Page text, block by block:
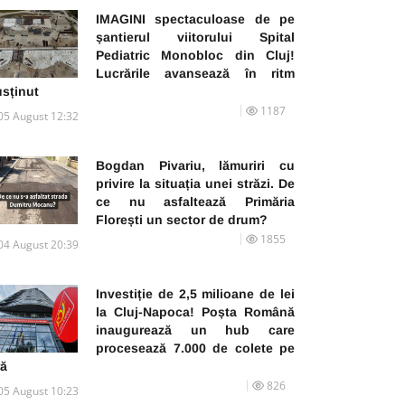
IMAGINI spectaculoase de pe
șantierul viitorului Spital
Pediatric Monobloc din Cluj!
Lucrările avansează în ritm
August 12:32 1187
Bogdan Pivariu, lămuriri cu
privire la situația unei străzi. De
ce nu asfaltează Primăria
Florești un sector de drum?
August 20:39 1855
Investiție de 2,5 milioane de lei
la Cluj-Napoca! Poșta Română
inaugurează un hub care
procesează 7.000 de colete pe
August 10:23 826